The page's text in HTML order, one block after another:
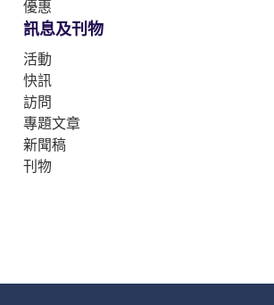
優惠
訊息及刊物
活動
快訊
訪問
專題文章
新聞稿
刊物